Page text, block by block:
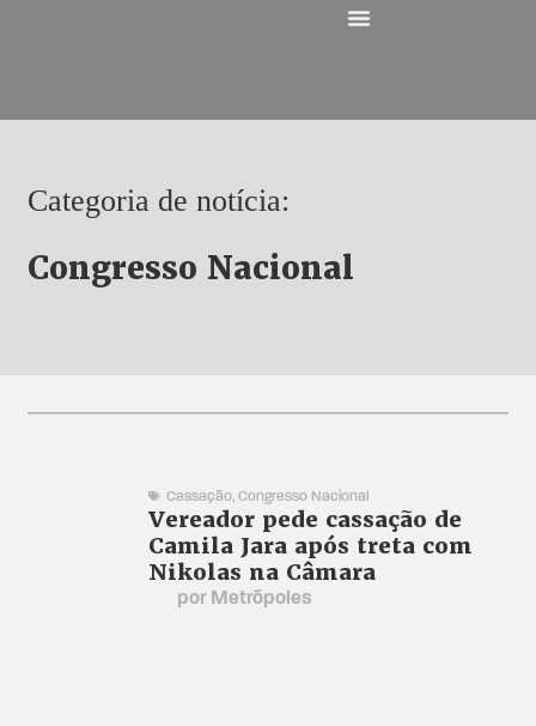
Categoria de notícia:
Congresso Nacional
Cassação, Congresso Nacional
Vereador pede cassação de
Camila Jara após treta com
Nikolas na Câmara
por Metrópoles